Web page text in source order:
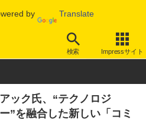
by Translate
検索 Impressサイト
その他
ック氏、“テクノロジ
”を融合した新しい「コミ